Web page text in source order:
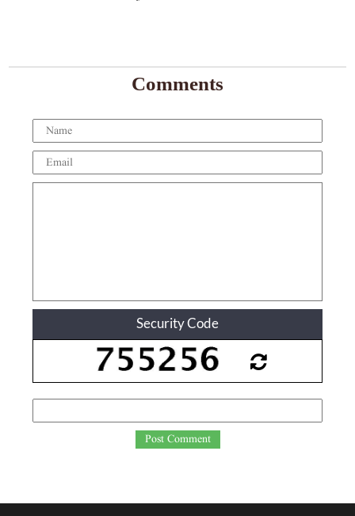
Comments
Security Code
Post Comment